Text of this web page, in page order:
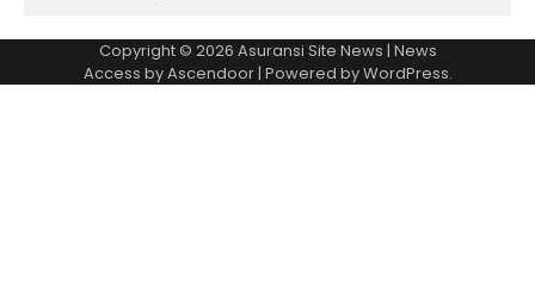
Copyright © 2026 Asuransi Site News | News
Access byAscendoor| Powered byWordPress.